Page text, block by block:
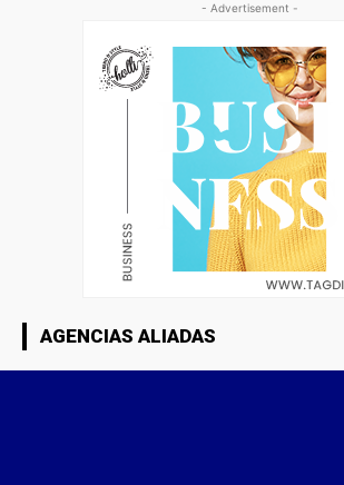
- Advertisement -
AGENCIAS ALIADAS